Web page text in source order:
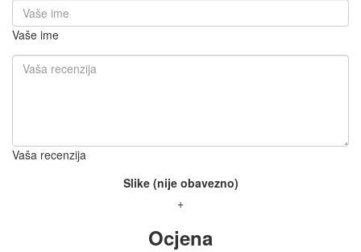
Vaše ime
Vaša recenzija
Slike (nije obavezno)
+
Ocjena